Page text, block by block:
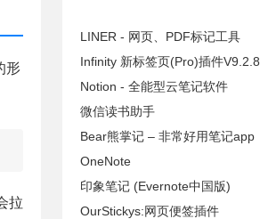
形
拉
LINER - 网页、PDF标记工具
Infinity 新标签页(Pro)插件V9.2.8
Notion - 全能型云笔记软件
微信读书助手
Bear熊掌记 – 非常好用笔记app
OneNote
印象笔记 (Evernote中国版)
OurStickys:网页便签插件